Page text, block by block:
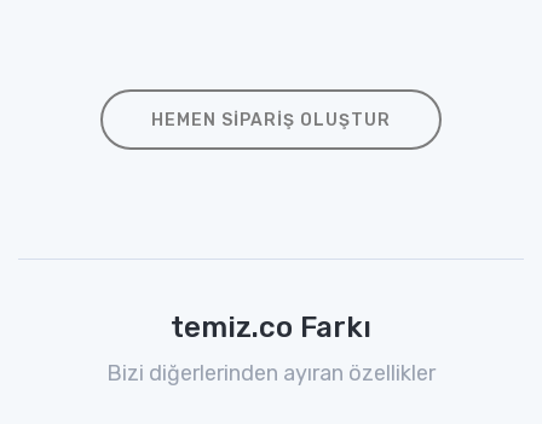
HEMEN SIPARIŞ OLUŞTUR
temiz.co Farkı
Bizi diğerlerinden ayıran özellikler